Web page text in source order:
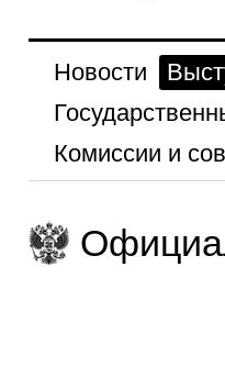
Новости
Комиссии и